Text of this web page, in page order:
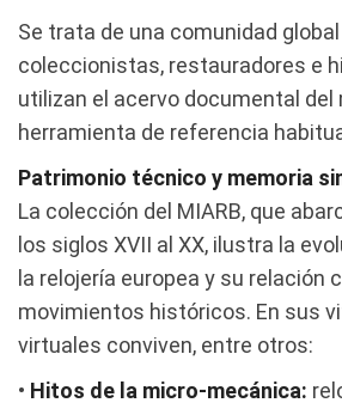
Se trata de una comunidad
coleccionistas, restauradores e
utilizan el acervo documental del
herramienta de referencia
Patrimonio técnico y memoria
La colección del MIARB, que
los siglos XVII al XX, ilustra la
la relojería europea y su relación
movimientos históricos. En sus
virtuales conviven, entre otros:
• Hitos de la micro-mecánica: